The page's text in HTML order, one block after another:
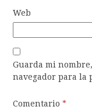
Web
Guarda mi
navegador para la
Comentario*